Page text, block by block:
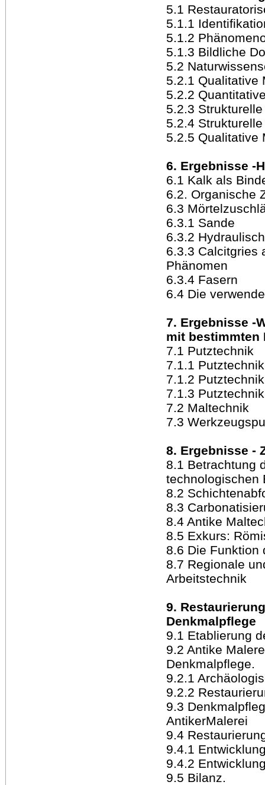
5.1
5.1.1
5.1.2
5.1.3 Bildliche
5.2
5.2.1 Qualitative
5.2.2
5.2.3
5.2.4
5.2.5 Qualitative
6. Ergebnisse -
6.1 Kalk als
6.2. Organische
6.3
6.3.1 Sande
6.3.2
6.3.3 Calcitgries
Phänomen
6.3.4 Fasern
6.4 Die
7. Ergebnisse -
mit bestimmten
7.1 Putztechnik
7.1.1
7.1.2
7.1.3
7.2 Maltechnik
7.3
8. Ergebnisse -
8.1 Betrachtung
technologischen
8.2
8.3
8.4 Antike
8.5 Exkurs:
8.6 Die Funktion
8.7 Regionale
Arbeitstechnik
9.
Denkmalpflege
9.1 Etablierung
9.2 Antike
Denkmalpflege.
9.2.1
9.2.2
9.3
AntikerMalerei
9.4
9.4.1
9.4.2
9.5 Bilanz.